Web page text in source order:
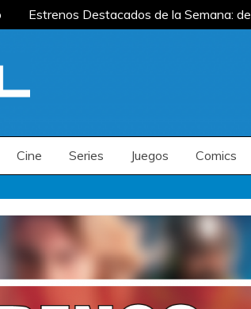
Estrenos Destacados de la Semana: del
del 20 al 26 de julio
Cine Series Juegos Comics